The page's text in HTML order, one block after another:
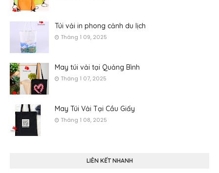
Túi vải in phong cảnh du lịch
Tháng 1 09, 2025
May túi vải tại Quảng Bình
Tháng 1 07, 2025
May Túi Vải Tại Cầu Giấy
Tháng 1 08, 2025
LIÊN KẾT NHANH